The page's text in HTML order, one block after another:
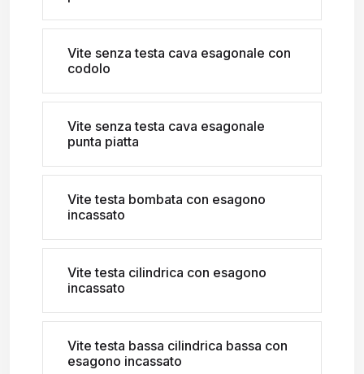
Vite senza testa cava esagonale con
codolo
Vite senza testa cava esagonale
punta piatta
Vite testa bombata con esagono
incassato
Vite testa cilindrica con esagono
incassato
Vite testa bassa cilindrica bassa con
esagono incassato